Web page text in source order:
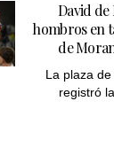
David de
hombros en
de
La plaza
registró